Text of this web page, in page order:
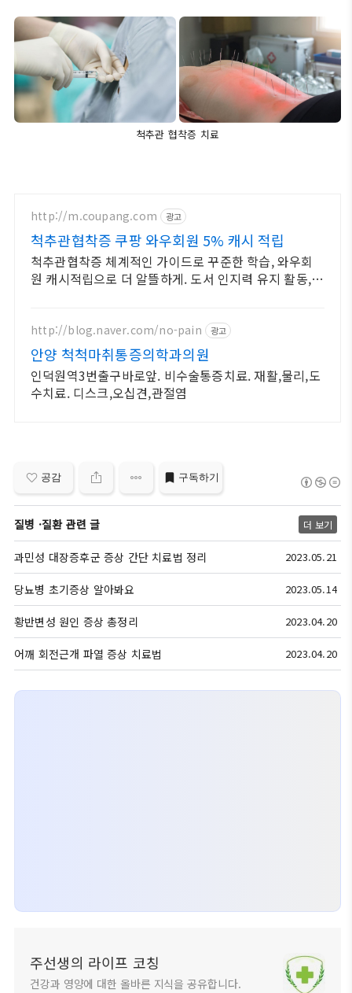
척추관 협착증 치료
http://m.coupang.com 광고
척추관협착증 쿠팡 와우회원 5% 캐시 적립
척추관협착증 체계적인 가이드로 꾸준한 학습, 와우회
원 캐시적립으로 더 알뜰하게. 도서 인지력 유지 활동,
http://blog.naver.com/no-pain 광고
안양 척척마취통증의학과의원
인덕원역3번출구바로앞. 비수술통증치료. 재활,물리,도
수치료. 디스크,오십견,관절염
공감 구독하기
질병 ·질환 관련 글 더 보기
과민성 대장증후군 증상 간단 치료법 정리 2023.05.21
당뇨병 초기증상 알아봐요 2023.05.14
황반변성 원인 증상 총정리 2023.04.20
어깨 회전근개 파열 증상 치료법 2023.04.20
주선생의 라이프 코칭
건강과 영양에 대한 올바른 지식을 공유합니다.